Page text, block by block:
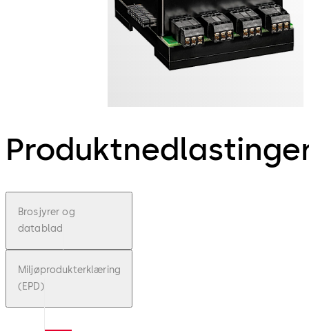
Brosjyrer og
datablad
Miljøprodukterklæring
(EPD)